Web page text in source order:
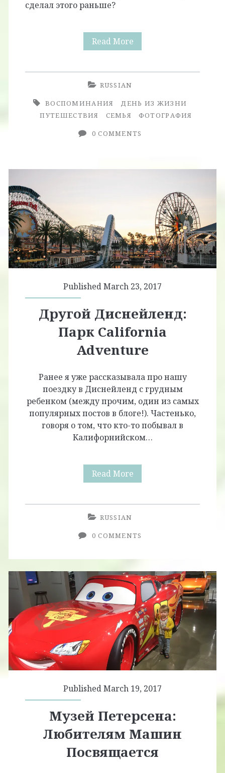
сделал этого раньше?
Read MoreПортленд,
RUSSIAN
ВОСПОМИНАНИЯ
ДЕНЬ ИЗ ЖИЗНИ
ПУТЕШЕСТВИЯ
СЕМЬЯ
ФОТОГРАФИЯ
0 COMMENTS
Published March 23, 2017
Другой Диснейленд:
Парк California
Adventure
Ранее я уже рассказывала про нашу
поездку в Диснейленд с грудным
ребенком (между прочим, один из самых
популярных постов в блоге!). Частенько,
говоря о том, что кто-то побывал в
Калифорнийском…
Read MoreДругой
RUSSIAN
0 COMMENTS
Published March 19, 2017
Музей Петерсена:
Любителям Машин
Посвящается